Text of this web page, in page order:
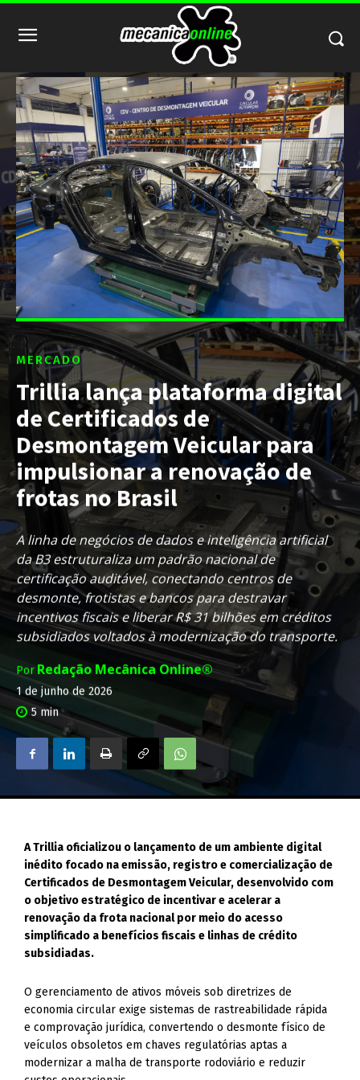
MERCADO
Trillia lança plataforma digital
de Certificados de
Desmontagem Veicular para
impulsionar a renovação de
frotas no Brasil
A linha de negócios de dados e inteligência artificial
da B3 estruturaliza um padrão nacional de
certificação auditável, conectando centros de
desmonte, frotistas e bancos para destravar
incentivos fiscais e liberar R$ 31 bilhões em créditos
subsidiados voltados à modernização do transporte.
Por Redação Mecânica Online®
1 de junho de 2026
5 min
A Trillia oficializou o lançamento de um ambiente digital
inédito focado na emissão, registro e comercialização de
Certificados de Desmontagem Veicular, desenvolvido com
o objetivo estratégico de incentivar e acelerar a
renovação da frota nacional por meio do acesso
simplificado a benefícios fiscais e linhas de crédito
subsidiadas.
O gerenciamento de ativos móveis sob diretrizes de
economia circular exige sistemas de rastreabilidade rápida
e comprovação jurídica, convertendo o desmonte físico de
veículos obsoletos em chaves regulatórias aptas a
modernizar a malha de transporte rodoviário e reduzir